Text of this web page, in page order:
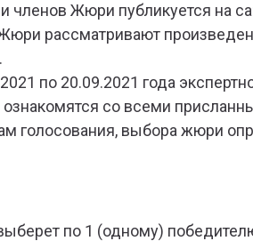
членов Жюри публикуется на
рассматривают
по 20.09.2021 года
ознакомятся со всеми
голосования, выбора жюри
по 1 (одному)